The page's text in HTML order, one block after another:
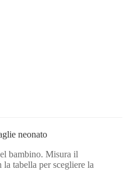
bambino. Misura il
tabella per scegliere la